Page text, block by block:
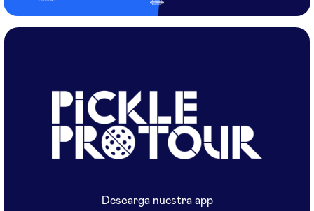
Descarga nuestra app